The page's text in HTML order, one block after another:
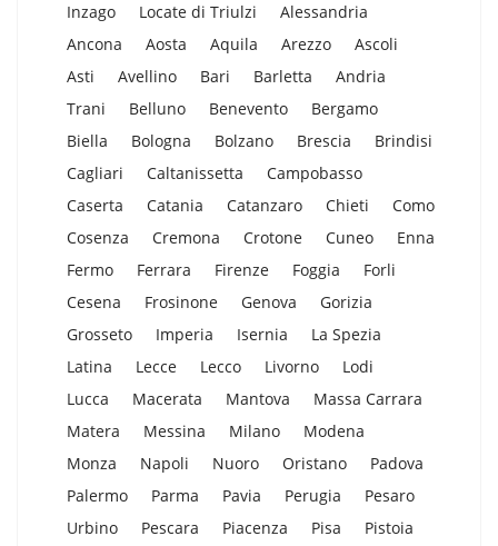
Inzago
Locate di Triulzi
Alessandria
Ancona
Aosta Aquila Arezzo
Ascoli
Asti
Avellino Bari Barletta
Andria
Trani
Belluno Benevento
Bergamo
Biella
Bologna Bolzano Brescia
Brindisi
Cagliari
Caltanissetta
Campobasso
Caserta
Catania Catanzaro Chieti
Como
Cosenza
Cremona Crotone Cuneo
Enna
Fermo
Ferrara Firenze Foggia
Forli
Cesena
Frosinone Genova
Gorizia
Grosseto
Imperia Isernia
La Spezia
Latina
Lecce Lecco Livorno
Lodi
Lucca
Macerata Mantova
Massa Carrara
Matera
Messina Milano
Modena
Monza
Napoli Nuoro Oristano
Padova
Palermo
Parma Pavia Perugia
Pesaro
Urbino
Pescara Piacenza Pisa
Pistoia